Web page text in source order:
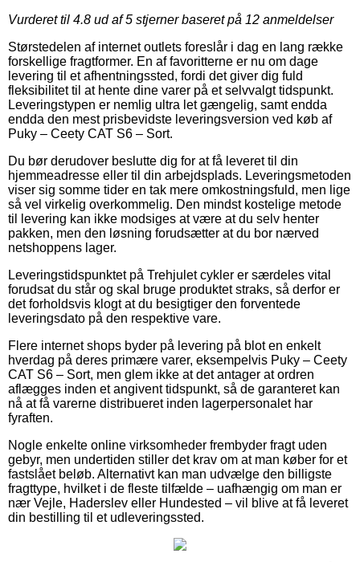
Vurderet til 4.8 ud af 5 stjerner baseret på 12 anmeldelser
Størstedelen af internet outlets foreslår i dag en lang række
forskellige fragtformer. En af favoritterne er nu om dage
levering til et afhentningssted, fordi det giver dig fuld
fleksibilitet til at hente dine varer på et selvvalgt tidspunkt.
Leveringstypen er nemlig ultra let gængelig, samt endda
endda den mest prisbevidste leveringsversion ved køb af
Puky – Ceety CAT S6 – Sort.
Du bør derudover beslutte dig for at få leveret til din
hjemmeadresse eller til din arbejdsplads. Leveringsmetoden
viser sig somme tider en tak mere omkostningsfuld, men lige
så vel virkelig overkommelig. Den mindst kostelige metode
til levering kan ikke modsiges at være at du selv henter
pakken, men den løsning forudsætter at du bor nærved
netshoppens lager.
Leveringstidspunktet på Trehjulet cykler er særdeles vital
forudsat du står og skal bruge produktet straks, så derfor er
det forholdsvis klogt at du besigtiger den forventede
leveringsdato på den respektive vare.
Flere internet shops byder på levering på blot en enkelt
hverdag på deres primære varer, eksempelvis Puky – Ceety
CAT S6 – Sort, men glem ikke at det antager at ordren
aflægges inden et angivent tidspunkt, så de garanteret kan
nå at få varerne distribueret inden lagerpersonalet har
fyraften.
Nogle enkelte online virksomheder frembyder fragt uden
gebyr, men undertiden stiller det krav om at man køber for et
fastslået beløb. Alternativt kan man udvælge den billigste
fragttype, hvilket i de fleste tilfælde – uafhængig om man er
nær Vejle, Haderslev eller Hundested – vil blive at få leveret
din bestilling til et udleveringssted.